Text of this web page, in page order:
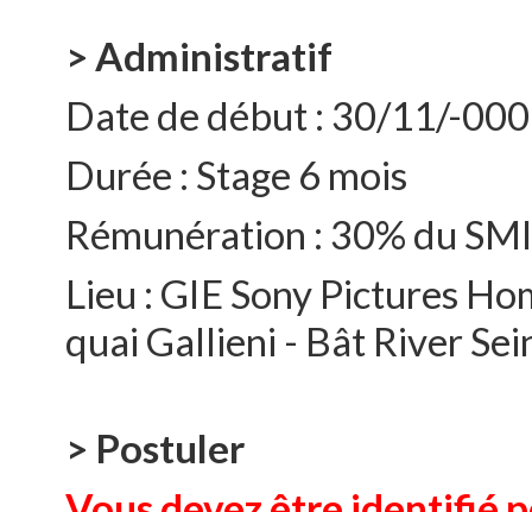
> Administratif
Date de début : 30/11/-
Durée : Stage 6 mois
Rémunération : 30% du
Lieu : GIE Sony Pictures
quai Gallieni - Bât River
> Postuler